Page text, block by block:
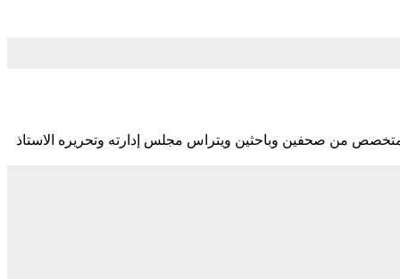
من صحفين وباحثين ويتراس مجلس إدارته وتحريره الاستاذ